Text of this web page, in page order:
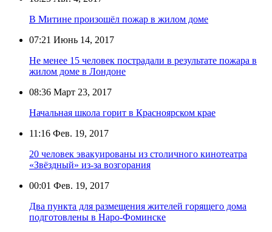
В Митине произошёл пожар в жилом доме
07:21 Июнь 14, 2017
Не менее 15 человек пострадали в результате пожара в
жилом доме в Лондоне
08:36 Март 23, 2017
Начальная школа горит в Красноярском крае
11:16 Фев. 19, 2017
20 человек эвакуированы из столичного кинотеатра
«Звёздный» из-за возгорания
00:01 Фев. 19, 2017
Два пункта для размещения жителей горящего дома
подготовлены в Наро-Фоминске